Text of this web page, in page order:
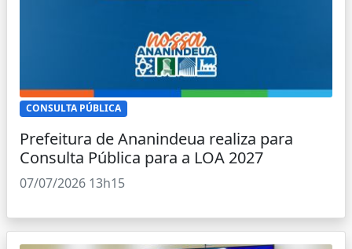
CONSULTA PÚBLICA
Prefeitura de Ananindeua realiza para
Consulta Pública para a LOA 2027
07/07/2026 13h15